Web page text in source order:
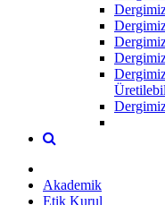
Akademik
Etik Kurul